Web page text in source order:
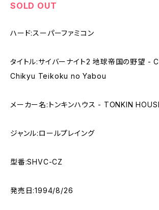
SOLD OUT
ハード:スーパーファミコン
タイトル:サイバーナイト2 地球帝国の野望 -
Chikyu Teikoku no Yabou
メーカー名:トンキンハウス - TONKIN
ジャンル:ロールプレイング
型番:SHVC-CZ
発売日:1994/8/26